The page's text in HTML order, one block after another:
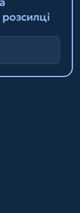
розсилці